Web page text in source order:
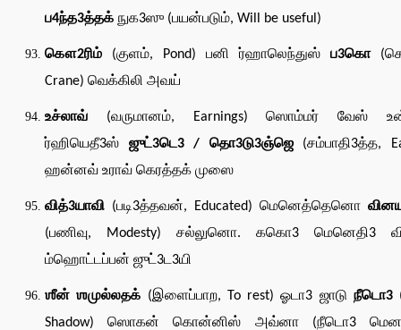
ப4ந்த3த்தக் நுக3ஸு (பயன்படும், Will be useful)
கௌ2ரிம் (குளம், Pond) பனி ர்ஹாலெந்துஸ் ப3கொ
Crane) வெக்கிலி அவய்
உச்லாவ் (வருமானம், Earnings) ஸொம்மர் வேஸ்
ர்ஹியெதீ3ஸ் ஜுட்3டெ3 / தொ3டு3ஞ்ஜெ(சம்பாதி3த்த,
ஹன்னவ் உராவ் கெரத்தக் முஸை
வித்3யாவி (படி3த்தவன், Educated) மெனெத்தெனொ
(பணிவு, Modesty) சல்லுனொ. ககொ3 மெனெதி3
ம்ஹொட்டப்பன் ஜுட்3ட3யி
ஶீன் ஶமுல்லதக் (இளைப்பாற, To rest) ஓடா3 ஜாடு நீடொ3
Shadow) ஸொகன் கொன்னிஸ் அவ்னா (நீடொ3